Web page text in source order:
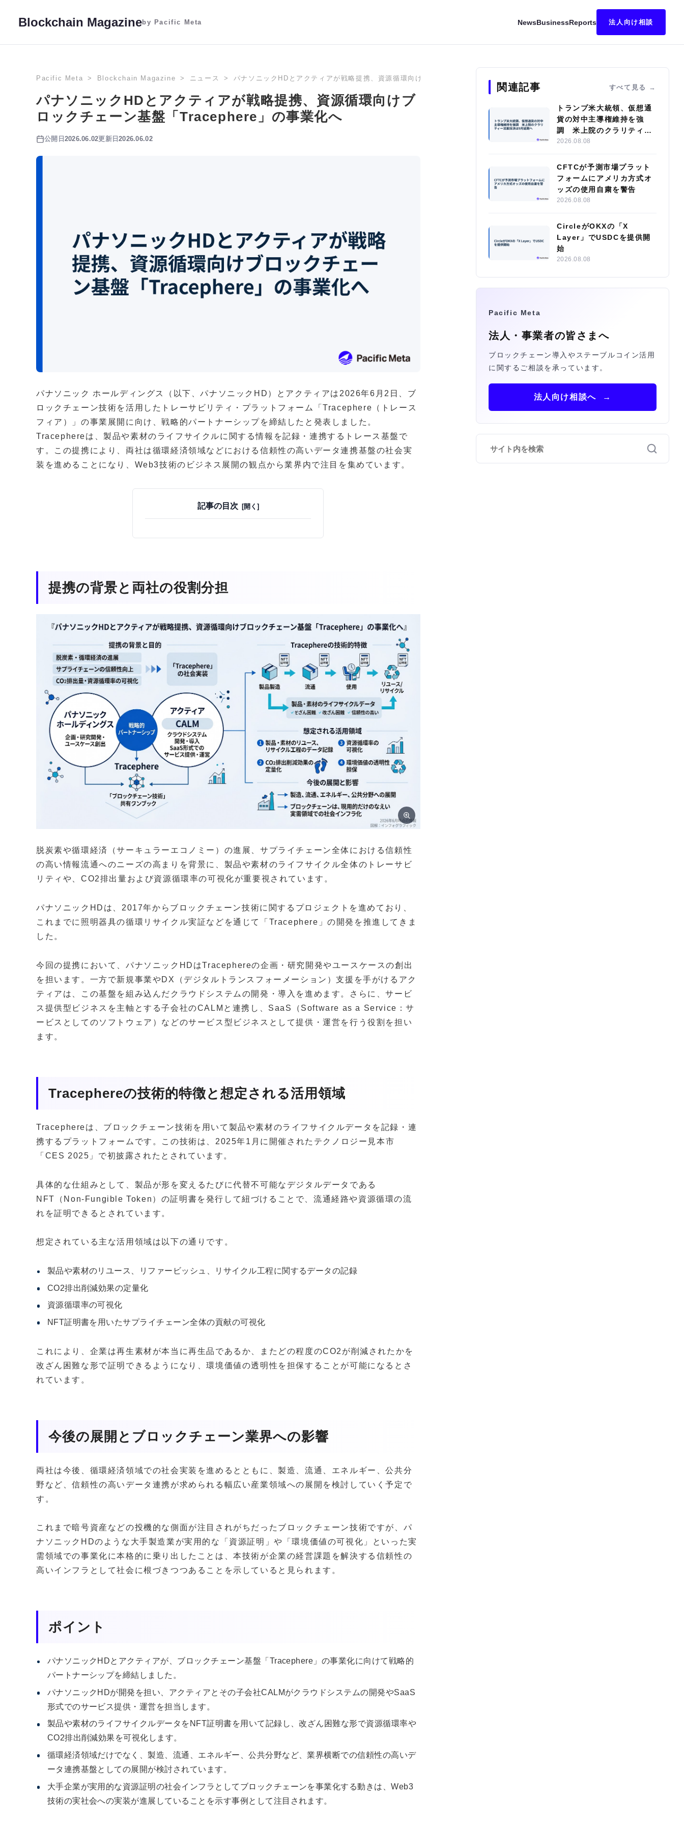
Blockchain Magazineby Pacific Meta NewsBusinessReports 法人向け相談
Pacific Meta Blockchain Magazine ニュース パナソニックHDとアクティアが戦略提携、資源循環向けブロックチェーン基盤「Tracephere」の事業化へ
パナソニックHDとアクティアが戦略提携、資源循環向けブ
ロックチェーン基盤「Tracephere」の事業化へ
公開日 2026.06.02更新日2026.06.02
パナソニック ホールディングス（以下、パナソニックHD）とアクティアは2026年6月2日、ブ
ロックチェーン技術を活用したトレーサビリティ・プラットフォーム「Tracephere（トレース
フィア）」の事業展開に向け、戦略的パートナーシップを締結したと発表しました。
Tracephereは、製品や素材のライフサイクルに関する情報を記録・連携するトレース基盤で
す。この提携により、両社は循環経済領域などにおける信頼性の高いデータ連携基盤の社会実
装を進めることになり、Web3技術のビジネス展開の観点から業界内で注目を集めています。
記事の目次
提携の背景と両社の役割分担
脱炭素や循環経済（サーキュラーエコノミー）の進展、サプライチェーン全体における信頼性
の高い情報流通へのニーズの高まりを背景に、製品や素材のライフサイクル全体のトレーサビ
リティや、CO2排出量および資源循環率の可視化が重要視されています。
パナソニックHDは、2017年からブロックチェーン技術に関するプロジェクトを進めており、
これまでに照明器具の循環リサイクル実証などを通じて「Tracephere」の開発を推進してきま
した。
今回の提携において、パナソニックHDはTracephereの企画・研究開発やユースケースの創出
を担います。一方で新規事業やDX（デジタルトランスフォーメーション）支援を手がけるアク
ティアは、この基盤を組み込んだクラウドシステムの開発・導入を進めます。さらに、サービ
ス提供型ビジネスを主軸とする子会社のCALMと連携し、SaaS（Software as a Service：サ
ービスとしてのソフトウェア）などのサービス型ビジネスとして提供・運営を行う役割を担い
ます。
Tracephereの技術的特徴と想定される活用領域
Tracephereは、ブロックチェーン技術を用いて製品や素材のライフサイクルデータを記録・連
携するプラットフォームです。この技術は、2025年1月に開催されたテクノロジー見本市
「CES 2025」で初披露されたとされています。
具体的な仕組みとして、製品が形を変えるたびに代替不可能なデジタルデータである
NFT（Non-Fungible Token）の証明書を発行して紐づけることで、流通経路や資源循環の流
れを証明できるとされています。
想定されている主な活用領域は以下の通りです。
製品や素材のリユース、リファービッシュ、リサイクル工程に関するデータの記録
CO2排出削減効果の定量化
資源循環率の可視化
NFT証明書を用いたサプライチェーン全体の貢献の可視化
これにより、企業は再生素材が本当に再生品であるか、またどの程度のCO2が削減されたかを
改ざん困難な形で証明できるようになり、環境価値の透明性を担保することが可能になるとさ
れています。
今後の展開とブロックチェーン業界への影響
両社は今後、循環経済領域での社会実装を進めるとともに、製造、流通、エネルギー、公共分
野など、信頼性の高いデータ連携が求められる幅広い産業領域への展開を検討していく予定で
す。
これまで暗号資産などの投機的な側面が注目されがちだったブロックチェーン技術ですが、パ
ナソニックHDのような大手製造業が実用的な「資源証明」や「環境価値の可視化」といった実
需領域での事業化に本格的に乗り出したことは、本技術が企業の経営課題を解決する信頼性の
高いインフラとして社会に根づきつつあることを示していると見られます。
ポイント
パナソニックHDとアクティアが、ブロックチェーン基盤「Tracephere」の事業化に向けて戦略的
パートナーシップを締結しました。
パナソニックHDが開発を担い、アクティアとその子会社CALMがクラウドシステムの開発やSaaS
形式でのサービス提供・運営を担当します。
製品や素材のライフサイクルデータをNFT証明書を用いて記録し、改ざん困難な形で資源循環率や
CO2排出削減効果を可視化します。
循環経済領域だけでなく、製造、流通、エネルギー、公共分野など、業界横断での信頼性の高いデ
ータ連携基盤としての展開が検討されています。
大手企業が実用的な資源証明の社会インフラとしてブロックチェーンを事業化する動きは、Web3
技術の実社会への実装が進展していることを示す事例として注目されます。
関連記事 すべて見る
トランプ米大統領、仮想通
貨の対中主導権維持を強
調 米上院のクラリティー
法案採決は9月延期へ
2026.08.08
CFTCが予測市場プラット
フォームにアメリカ方式オ
ッズの使用自粛を警告
2026.08.08
CircleがOKXの「X
Layer」でUSDCを提供開
始
2026.08.08
Pacific Meta
法人・事業者の皆さまへ
ブロックチェーン導入やステーブルコイン活用
に関するご相談を承っています。
法人向け相談へ